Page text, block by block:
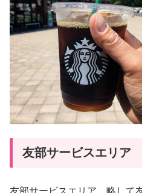
友部サービスエリア
友部サービスエリア、略して